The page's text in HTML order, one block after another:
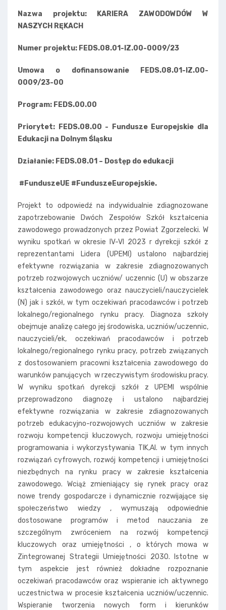
Nazwa projektu: KARIERA ZAWODOWDÓW W
NASZYCH RĘKACH
Numer projektu: FEDS.08.01-IZ.00-0009/23
Umowa o dofinansowanie FEDS.08.01-IZ.00-
0009/23-00
Program: FEDS.00.00
Priorytet: FEDS.08.00 - Fundusze Europejskie dla
Edukacji na Dolnym Śląsku
Działanie: FEDS.08.01 – Dostęp do edukacji
#FunduszeUE #FunduszeEuropejskie.
Projekt to odpowiedź na indywidualnie zdiagnozowane
zapotrzebowanie Dwóch Zespołów Szkół kształcenia
zawodowego prowadzonych przez Powiat Zgorzelecki. W
wyniku spotkań w okresie IV-VI 2023 r dyrekcji szkół z
reprezentantami Lidera (UPEMI) ustalono najbardziej
efektywne rozwiązania w zakresie zdiagnozowanych
potrzeb rozwojowych uczniów/ uczennic (U) w obszarze
kształcenia zawodowego oraz nauczycieli/nauczycielek
(N) jak i szkół, w tym oczekiwań pracodawców i potrzeb
lokalnego/regionalnego rynku pracy. Diagnoza szkoły
obejmuje analizę całego jej środowiska, uczniów/uczennic,
nauczycieli/ek, oczekiwań pracodawców i potrzeb
lokalnego/regionalnego rynku pracy, potrzeb związanych
z dostosowaniem pracowni kształcenia zawodowego do
warunków panujących w rzeczywistym środowisku pracy.
W wyniku spotkań dyrekcji szkół z UPEMI wspólnie
przeprowadzono diagnozę i ustalono najbardziej
efektywne rozwiązania w zakresie zdiagnozowanych
potrzeb edukacyjno-rozwojowych uczniów w zakresie
rozwoju kompetencji kluczowych, rozwoju umiejętności
programowania i wykorzystywania TIK,Al. w tym innych
rozwiązań cyfrowych, rozwój kompetencji i umiejętności
niezbędnych na rynku pracy w zakresie kształcenia
zawodowego. Wciąż zmieniający się rynek pracy oraz
nowe trendy gospodarcze i dynamicznie rozwijające się
społeczeństwo wiedzy , wymuszają odpowiednie
dostosowane programów i metod nauczania ze
szczególnym zwróceniem na rozwój kompetencji
kluczowych oraz umiejętności , o których mowa w
Zintegrowanej Strategii Umiejętności 2030. Istotne w
tym aspekcie jest również dokładne rozpoznanie
oczekiwań pracodawców oraz wspieranie ich aktywnego
uczestnictwa w procesie kształcenia uczniów/uczennic.
Wspieranie tworzenia nowych form i kierunków